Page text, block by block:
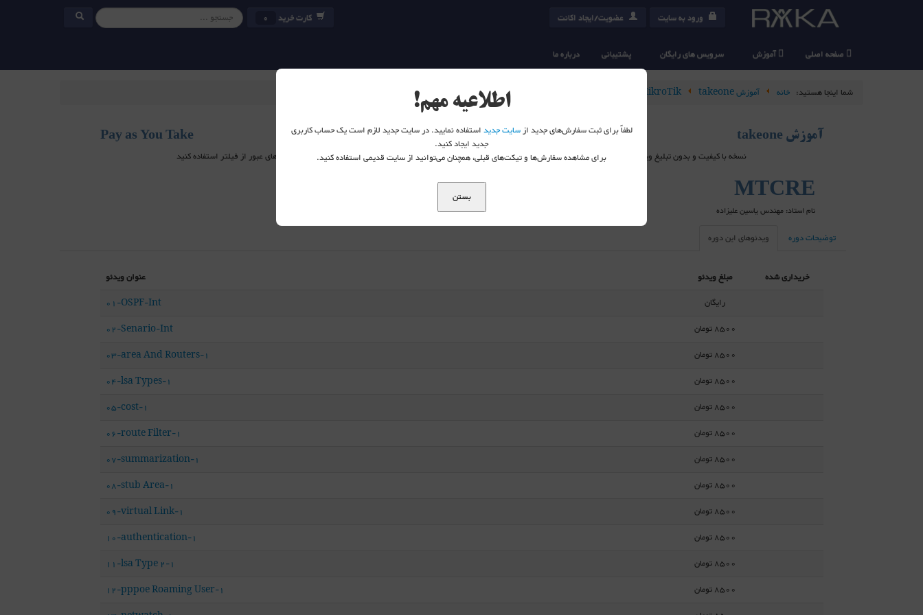
ورود به سایت عضویت/ایجاد اکانت کارت خرید 0
صفحه اصلی آموزش سرویس های رایگان پشتیبانی درباره ما
شما اینجا هستید: خانه آموزش takeone MikroTik
آموزش takeone Pay as You Take
نسخه با کیفیت و بدون تبلیغ ویدیو های takeone در سرویس دهنده های خارج از ایران هاست شده اند و برای استفاده از آنها می بایست از ابزارهای عبور از فیلتر استفاده کنید
MTCRE
نام استاد: مهندس یاسین علیزاده
توضیحات دوره ویدئوهای این دوره
عنوان ویدئو مبلغ ویدئو
خریداری شده
01-OSPF-Int
رایگان
02-Senario-Int
8500 تومان
03-area And Routers-1
8500 تومان
04-lsa Types-1
8500 تومان
05-cost-1
8500 تومان
06-route Filter-1
8500 تومان
07-summarization-1
8500 تومان
08-stub Area-1
8500 تومان
09-virtual Link-1
8500 تومان
10-authentication-1
8500 تومان
11-lsa Type 2-1
8500 تومان
12-pppoe Roaming User-1
8500 تومان
اطلاعیه مهم!
لطفاً برای ثبت سفارش‌های جدید ازسایت جدیداستفاده نمایید. در سایت جدید لازم است یک حساب کاربری
جدید ایجاد کنید.
برای مشاهده سفارش‌ها و تیکت‌های قبلی، همچنان می‌توانید از سایت قدیمی استفاده کنید.
بستن